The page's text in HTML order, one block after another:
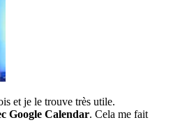
et je le trouve très utile.
Google Calendar. Cela me fait